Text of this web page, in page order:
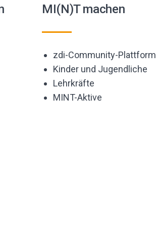
MI(N)T machen
zdi-Community-Plattform
Kinder und Jugendliche
Lehrkräfte
MINT-Aktive